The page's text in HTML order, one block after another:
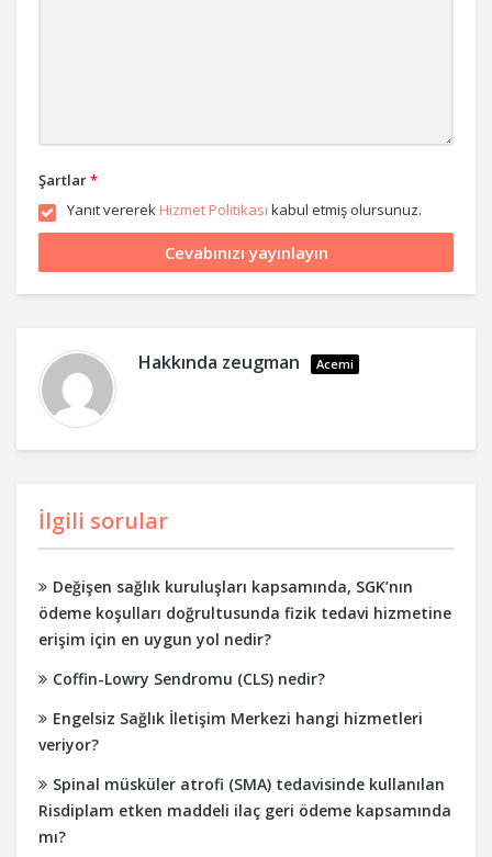
Şartlar*
Yanıt vererek Hizmet Politikası kabul etmiş olursunuz.
Hakkında zeugman Acemi
İlgili sorular
Değişen sağlık kuruluşları kapsamında, SGK’nın
ödeme koşulları doğrultusunda fizik tedavi hizmetine
erişim için en uygun yol nedir?
Coffin-Lowry Sendromu (CLS) nedir?
Engelsiz Sağlık İletişim Merkezi hangi hizmetleri
veriyor?
Spinal müsküler atrofi (SMA) tedavisinde kullanılan
Risdiplam etken maddeli ilaç geri ödeme kapsamında
mı?